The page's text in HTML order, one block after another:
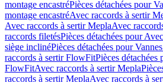
montage encastréPièces détachées pour
montage encastréAvec raccords à sertir
Avec raccords à sertir MeplaAvec
raccords filetésPièces détachées pour
siège inclinéPièces détachées pour
raccords à sertir FlowFitPièces détachées
FlowFitAvec raccords à sertir Mepla
raccords à sertir MeplaAvec raccords à